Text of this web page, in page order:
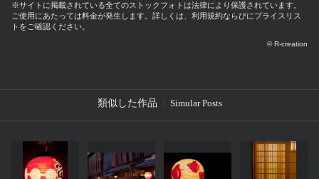
※サイトに掲載されている全てのストックフォトは法律により保護されています。
ご使用にあたっては料金が発生します。詳しくは、利用規約ならびにプライスリス
トをご確認ください。
© R-creation
類似した作品 Simular Posts